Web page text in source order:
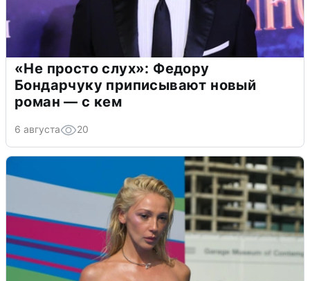
«Не просто слух»: Федору
Бондарчуку приписывают новый
роман — с кем
6 августа 20